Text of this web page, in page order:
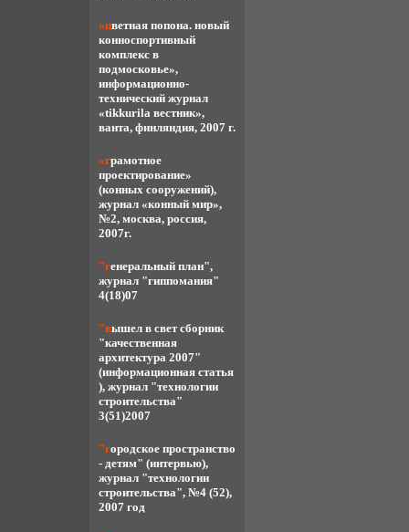
«цветная попона. новый
конноспортивный
комплекс в
подмосковье»,
информационно-
технический журнал
«tikkurila вестник»,
ванта, финляндия, 2007 г.
«грамотное
проектирование»
(конных сооружений),
журнал «конный мир»,
№2, москва, россия,
2007г.
"генеральный план",
журнал "гиппомания"
4(18)07
"вышел в свет сборник
"качественная
архитектура 2007"
(информационная статья
), журнал "технологии
строительства"
3(51)2007
"городское пространство
- детям" (интервью),
журнал "технологии
строительства", №4 (52),
2007 год